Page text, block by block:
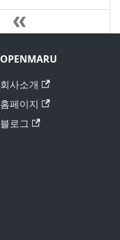
OPENMARU
회사소개
홈페이지
블로그